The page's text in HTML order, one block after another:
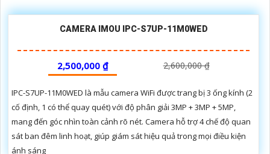
CAMERA IMOU IPC-S7UP-11M0WED
2,500,000 ₫ 2,600,000 ₫
IPC-S7UP-11M0WED là mẫu camera WiFi được trang bị 3 ống kính (2
cố định, 1 có thể quay quét) với độ phân giải 3MP + 3MP + 5MP,
mang đến góc nhìn toàn cảnh rõ nét. Camera hỗ trợ 4 chế độ quan
sát ban đêm linh hoạt, giúp giám sát hiệu quả trong mọi điều kiện
ánh sáng